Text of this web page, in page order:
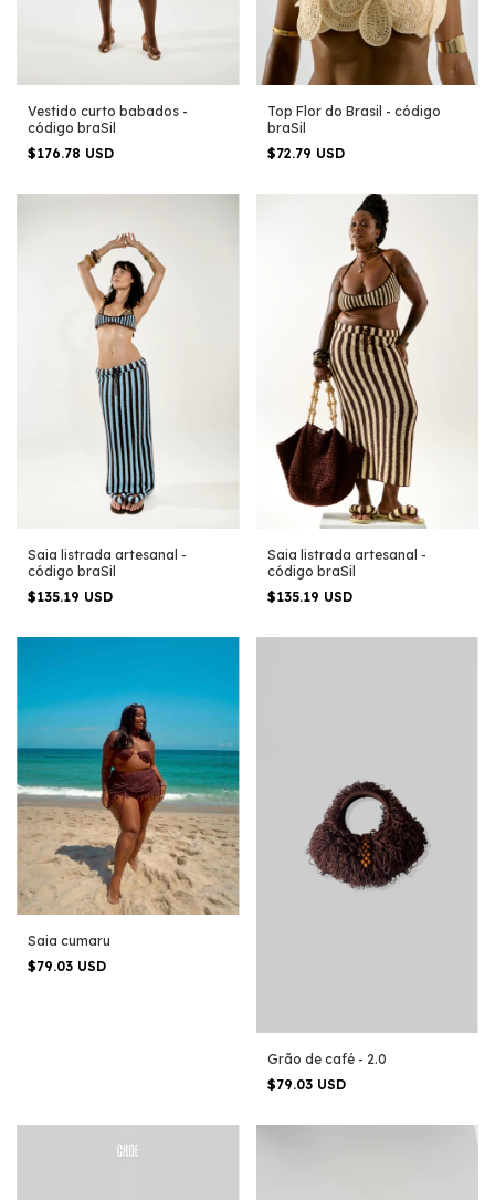
Vestido curto babados -
código braSil
$176.78 USD
Top Flor do Brasil - código
braSil
$72.79 USD
Saia listrada artesanal -
código braSil
$135.19 USD
Saia listrada artesanal -
código braSil
$135.19 USD
Saia cumaru
$79.03 USD
Grão de café - 2.0
$79.03 USD